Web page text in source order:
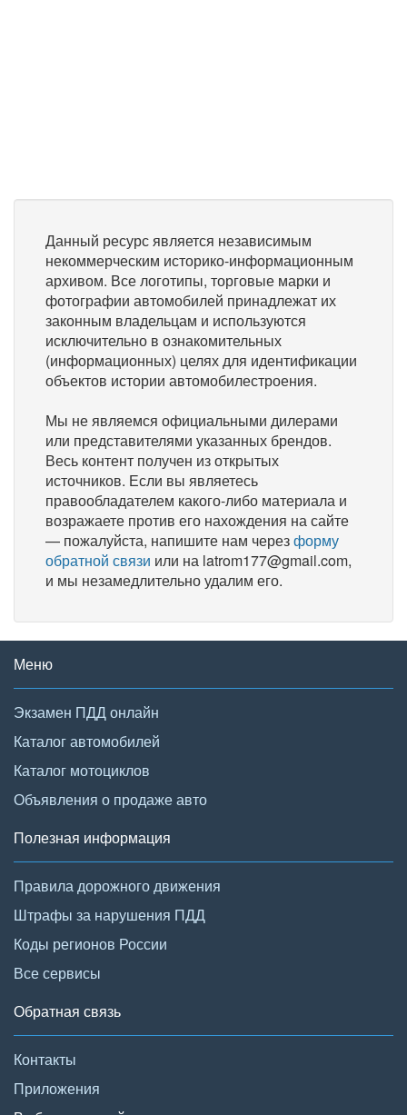
Данный ресурс является независимым
некоммерческим историко-информационным
архивом. Все логотипы, торговые марки и
фотографии автомобилей принадлежат их
законным владельцам и используются
исключительно в ознакомительных
(информационных) целях для идентификации
объектов истории автомобилестроения.
Мы не являемся официальными дилерами
или представителями указанных брендов.
Весь контент получен из открытых
источников. Если вы являетесь
правообладателем какого-либо материала и
возражаете против его нахождения на сайте
— пожалуйста, напишите нам черезформу
обратной связи или на latrom177@gmail.com,
и мы незамедлительно удалим его.
Меню
Экзамен ПДД онлайн
Каталог автомобилей
Каталог мотоциклов
Объявления о продаже авто
Полезная информация
Правила дорожного движения
Штрафы за нарушения ПДД
Коды регионов России
Все сервисы
Обратная связь
Контакты
Приложения